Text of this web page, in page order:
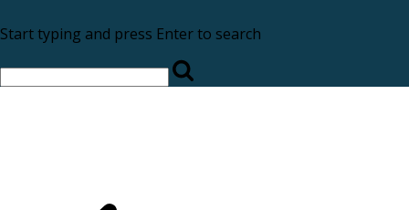
Start typing and press Enter to search